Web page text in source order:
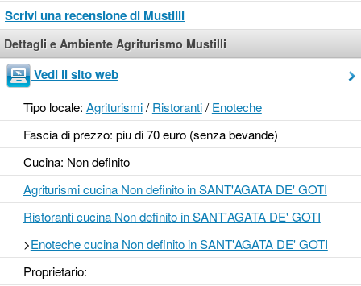
Scrivi una recensione di Mustilli
Dettagli e Ambiente Agriturismo Mustilli
Vedi il sito web
Tipo locale: Agriturismi/Ristoranti/Enoteche
Fascia di prezzo: piu di 70 euro (senza bevande)
Cucina: Non definito
Agriturismi cucina Non definito in SANT'AGATA DE' GOTI
Ristoranti cucina Non definito in SANT'AGATA DE' GOTI
>Enoteche cucina Non definito in SANT'AGATA DE' GOTI
Proprietario: